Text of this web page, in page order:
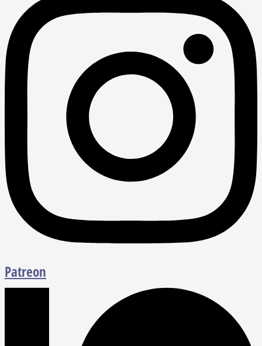
Patreon